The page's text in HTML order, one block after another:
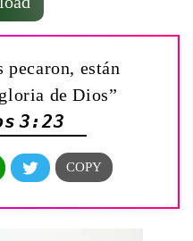
pecaron, están
de Dios”
3:23